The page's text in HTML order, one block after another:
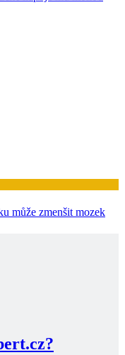
může zmenšit mozek